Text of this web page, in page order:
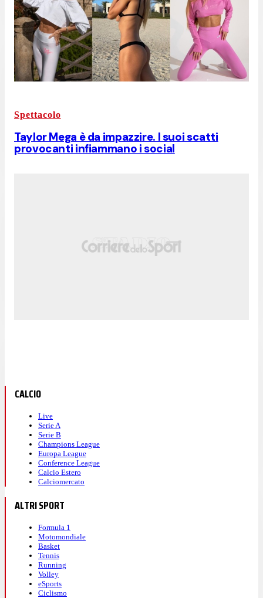
Spettacolo
Taylor Mega è da impazzire. I suoi scatti
provocanti infiammano i social
CALCIO
Live
Serie A
Serie B
Champions League
Europa League
Conference League
Calcio Estero
Calciomercato
ALTRI SPORT
Formula 1
Motomondiale
Basket
Tennis
Running
Volley
eSports
Ciclismo